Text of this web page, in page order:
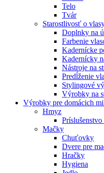
Telo
Tvár
Starostlivosť o
Doplnky na
Farbenie
Kadernícke
Kadernícky
Nástroje na
Predĺženie
Stylingové
Výrobky na
Výrobky pre domácich
Hmyz
Príslušenstvo
Mačky
Chuťovky
Dvere pre
Hračky
Hygiena